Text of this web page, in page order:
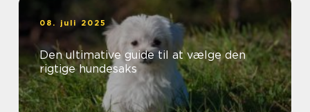
08. juli 2025
Den ultimative guide til at vælge den
rigtige hundesaks